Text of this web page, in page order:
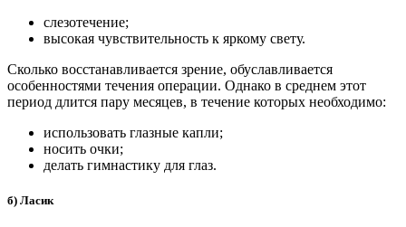
слезотечение;
высокая чувствительность к яркому свету.
Сколько восстанавливается зрение, обуславливается
особенностями течения операции. Однако в среднем этот
период длится пару месяцев, в течение которых необходимо:
использовать глазные капли;
носить очки;
делать гимнастику для глаз.
б) Ласик